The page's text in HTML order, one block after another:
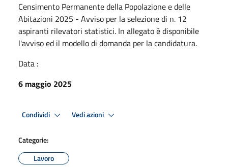
Censimento Permanente della Popolazione e delle
Abitazioni 2025 - Avviso per la selezione di n. 12
aspiranti rilevatori statistici. In allegato è disponibile
l'avviso ed il modello di domanda per la candidatura.
Data :
6 maggio 2025
Condividi Vedi azioni
Categorie:
Lavoro